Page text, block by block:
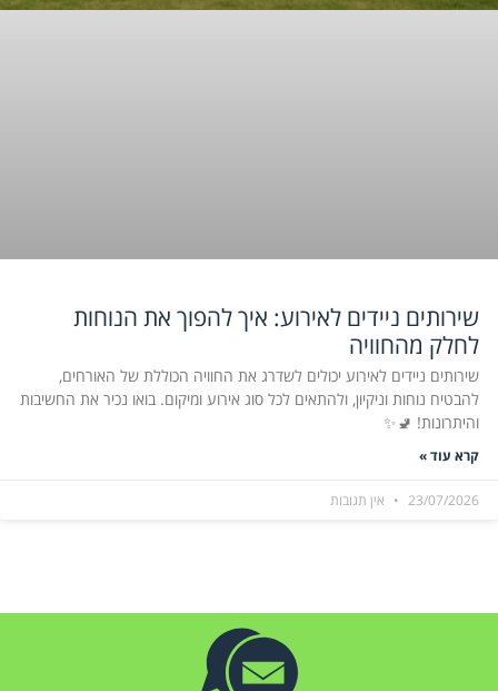
שירותים ניידים לאירוע: איך להפוך את הנוחות
לחלק מהחוויה
שירותים ניידים לאירוע יכולים לשדרג את החוויה הכוללת של האורחים,
להבטיח נוחות וניקיון, ולהתאים לכל סוג אירוע ומיקום. בואו נכיר את החשיבות
והיתרונות! 🚽✨
קרא עוד »
23/07/2026 אין תגובות